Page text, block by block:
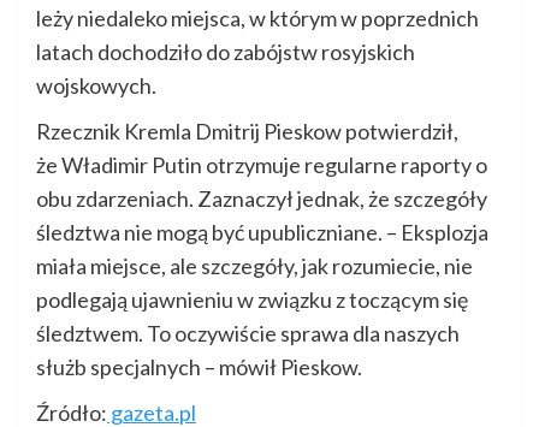
leży niedaleko miejsca, w którym w poprzednich
latach dochodziło do zabójstw rosyjskich
wojskowych.
Rzecznik Kremla Dmitrij Pieskow potwierdził,
że Władimir Putin otrzymuje regularne raporty o
obu zdarzeniach. Zaznaczył jednak, że szczegóły
śledztwa nie mogą być upubliczniane. – Eksplozja
miała miejsce, ale szczegóły, jak rozumiecie, nie
podlegają ujawnieniu w związku z toczącym się
śledztwem. To oczywiście sprawa dla naszych
służb specjalnych – mówił Pieskow.
Źródło: gazeta.pl